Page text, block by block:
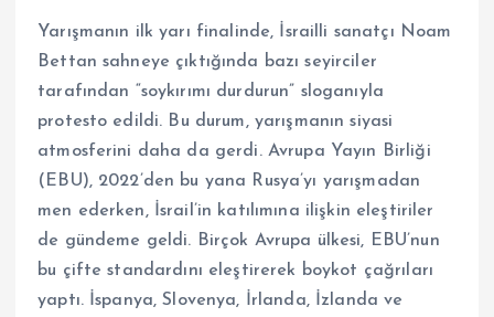
Yarışmanın ilk yarı finalinde, İsrailli sanatçı Noam
Bettan sahneye çıktığında bazı seyirciler
tarafından “soykırımı durdurun” sloganıyla
protesto edildi. Bu durum, yarışmanın siyasi
atmosferini daha da gerdi. Avrupa Yayın Birliği
(EBU), 2022’den bu yana Rusya’yı yarışmadan
men ederken, İsrail’in katılımına ilişkin eleştiriler
de gündeme geldi. Birçok Avrupa ülkesi, EBU’nun
bu çifte standardını eleştirerek boykot çağrıları
yaptı. İspanya, Slovenya, İrlanda, İzlanda ve